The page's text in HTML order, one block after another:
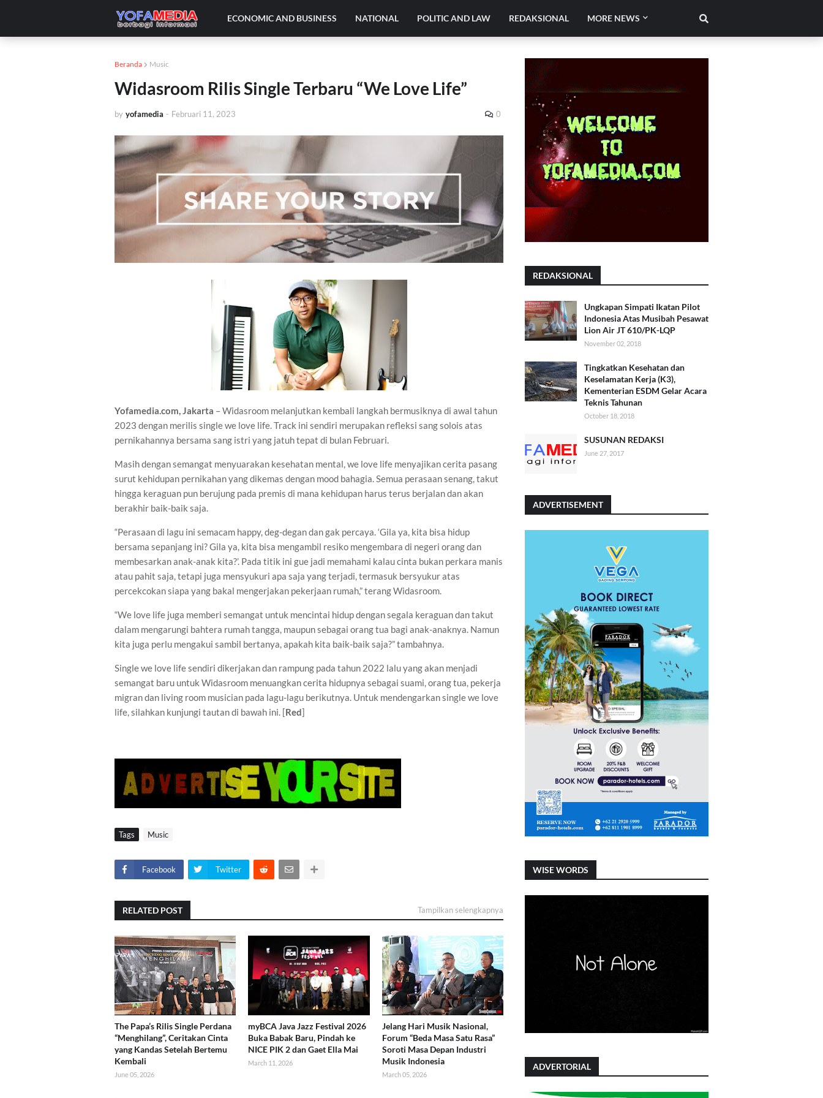
ECONOMIC AND BUSINESS NATIONAL POLITIC AND LAW REDAKSIONAL MORE NEWS
Beranda Music
Widasroom Rilis Single Terbaru “We Love Life”
by yofamedia - Februari 11, 2023 0
Yofamedia.com, Jakarta – Widasroom melanjutkan kembali langkah bermusiknya di awal tahun
2023 dengan merilis single we love life. Track ini sendiri merupakan refleksi sang solois atas
pernikahannya bersama sang istri yang jatuh tepat di bulan Februari.
Masih dengan semangat menyuarakan kesehatan mental, we love life menyajikan cerita pasang
surut kehidupan pernikahan yang dikemas dengan mood bahagia. Semua perasaan senang, takut
hingga keraguan pun berujung pada premis di mana kehidupan harus terus berjalan dan akan
berakhir baik-baik saja.
“Perasaan di lagu ini semacam happy, deg-degan dan gak percaya. ‘Gila ya, kita bisa hidup
bersama sepanjang ini? Gila ya, kita bisa mengambil resiko mengembara di negeri orang dan
membesarkan anak-anak kita?’. Pada titik ini gue jadi memahami kalau cinta bukan perkara manis
atau pahit saja, tetapi juga mensyukuri apa saja yang terjadi, termasuk bersyukur atas
percekcokan siapa yang bakal mengerjakan pekerjaan rumah,” terang Widasroom.
“We love life juga memberi semangat untuk mencintai hidup dengan segala keraguan dan takut
dalam mengarungi bahtera rumah tangga, maupun sebagai orang tua bagi anak-anaknya. Namun
kita juga perlu mengakui sambil bertanya, apakah kita baik-baik saja?” tambahnya.
Single we love life sendiri dikerjakan dan rampung pada tahun 2022 lalu yang akan menjadi
semangat baru untuk Widasroom menuangkan cerita hidupnya sebagai suami, orang tua, pekerja
migran dan living room musician pada lagu-lagu berikutnya. Untuk mendengarkan single we love
life, silahkan kunjungi tautan di bawah ini. [Red]
Tags Music
Facebook Twitter
RELATED POST Tampilkan selengkapnya
The Papa’s Rilis Single Perdana
“Menghilang”, Ceritakan Cinta
yang Kandas Setelah Bertemu
Kembali
June 05, 2026
myBCA Java Jazz Festival 2026
Buka Babak Baru, Pindah ke
NICE PIK 2 dan Gaet Ella Mai
March 11, 2026
Jelang Hari Musik Nasional,
Forum “Beda Masa Satu Rasa”
Soroti Masa Depan Industri
Musik Indonesia
March 05, 2026
REDAKSIONAL
Ungkapan Simpati Ikatan Pilot
Indonesia Atas Musibah Pesawat
Lion Air JT 610/PK-LQP
November 02, 2018
Tingkatkan Kesehatan dan
Keselamatan Kerja (K3),
Kementerian ESDM Gelar Acara
Teknis Tahunan
October 18, 2018
SUSUNAN REDAKSI
June 27, 2017
ADVERTISEMENT
WISE WORDS
ADVERTORIAL